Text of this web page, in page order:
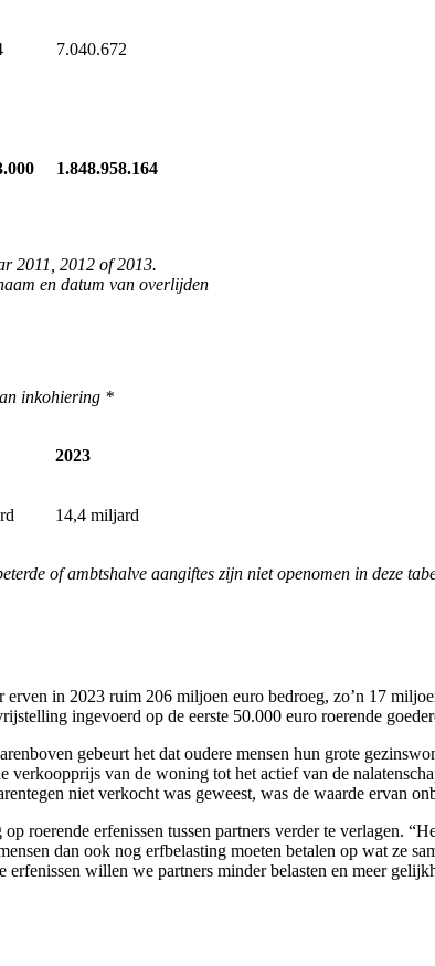
7.040.672
1.848.958.164
2011, 2012 of 2013.
en datum van overlijden
inkohiering *
2023
14,4 miljard
of ambtshalve aangiftes zijn niet openomen in deze
in 2023 ruim 206 miljoen euro bedroeg, zo’n 17
ingevoerd op de eerste 50.000 euro roerende
gebeurt het dat oudere mensen hun grote
verkoopprijs van de woning tot het actief van de
niet verkocht was geweest, was de waarde ervan
roerende erfenissen tussen partners verder te verlagen.
dan ook nog erfbelasting moeten betalen op wat ze
willen we partners minder belasten en meer